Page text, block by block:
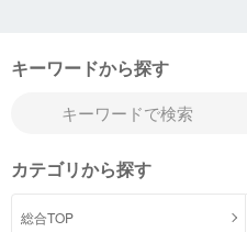
キーワードから探す
カテゴリから探す
総合TOP